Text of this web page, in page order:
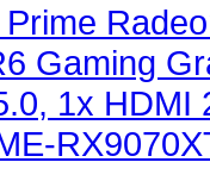
Gaming
1x HDMI